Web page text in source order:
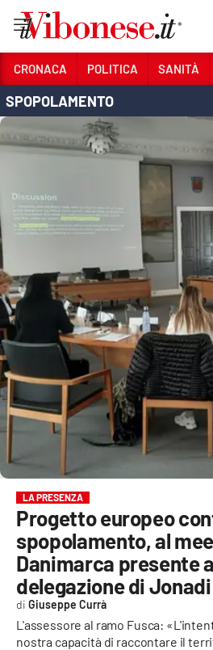
Sezioni
SANITÀ
AMBIENTE
CULTURA
ECONOMIA E LAVORO
EVENTI
SPORT
LAC TV
LAC NETWORK
LAC ONAIR
LaC
Network
LACPLAY.IT
CRONACA POLITICA SANITÀ
SPOPOLAMENTO
LA PRESENZA
Progetto europeo
spopolamento, al
Danimarca presente
delegazione di Jonadi
L'assessore al ramo Fusca:
nostra capacità di raccontare il
Giuseppe Currà